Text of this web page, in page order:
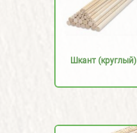
Шкант (круглый)